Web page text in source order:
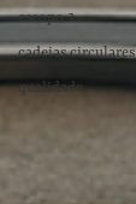
escopo 3
cadeias circulares
qualidade